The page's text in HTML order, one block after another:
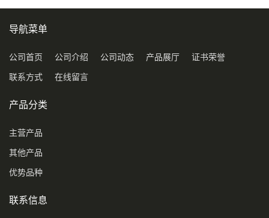
导航菜单
公司首页 公司介绍 公司动态 产品展厅 证书荣誉
联系方式 在线留言
产品分类
主营产品
其他产品
优势品种
联系信息